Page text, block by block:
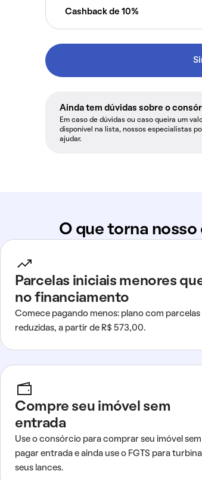
Cashback de 10%
Ainda tem dúvidas sobre o
Em caso de dúvidas ou caso queira um
disponível na lista, nossos especialistas
ajudar.
O que torna
Parcelas iniciais menores
no financiamento
Comece pagando menos: plano com parcelas
reduzidas, a partir de R$ 573,00.
Compre seu imóvel sem
entrada
Use o consórcio para comprar seu imóvel sem
pagar entrada e ainda use o FGTS para
seus lances.